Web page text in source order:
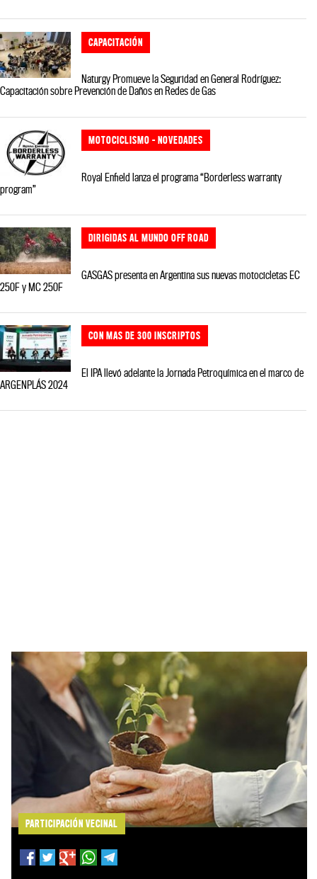
CAPACITACIÓN
Naturgy Promueve la Seguridad en General Rodríguez:
Capacitación sobre Prevención de Daños en Redes de Gas
MOTOCICLISMO - NOVEDADES
Royal Enfield lanza el programa “Borderless warranty
program”
DIRIGIDAS AL MUNDO OFF ROAD
GASGAS presenta en Argentina sus nuevas motocicletas EC
250F y MC 250F
CON MAS DE 300 INSCRIPTOS
El IPA llevó adelante la Jornada Petroquímica en el marco de
ARGENPLÁS 2024